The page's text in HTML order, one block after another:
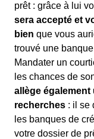
prêt : grâce à lui
sera accepté et
bien que vous
trouvé une
Mandater un
les chances de
allège
recherches : il se
les banques de
votre dossier de